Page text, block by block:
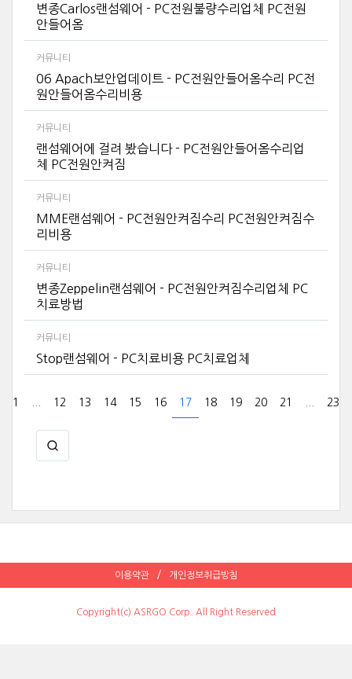
변종Carlos랜섬웨어 - PC전원불량수리업체 PC전원
안들어옴
커뮤니티
06 Apach보안업데이트 - PC전원안들어옴수리 PC전
원안들어옴수리비용
커뮤니티
랜섬웨어에 걸려 봤습니다 - PC전원안들어옴수리업
체 PC전원안켜짐
커뮤니티
MME랜섬웨어 - PC전원안켜짐수리 PC전원안켜짐수
리비용
커뮤니티
변종Zeppelin랜섬웨어 - PC전원안켜짐수리업체 PC
치료방법
커뮤니티
Stop랜섬웨어 - PC치료비용 PC치료업체
1 12 13 14 15 16 17 18 19 20 21 23
이용약관 개인정보취급방침
Copyright(c) ASRGO Corp. All Right Reserved